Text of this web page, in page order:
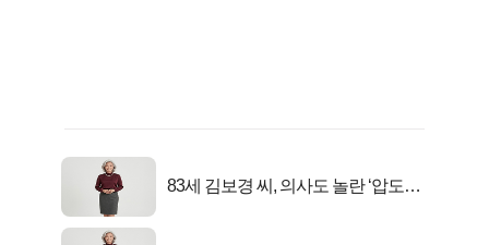
83세 김보경 씨, 의사도 놀란 ‘압도적